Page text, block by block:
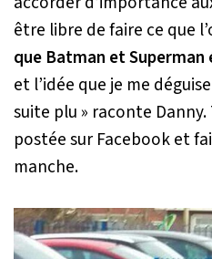
être libre de faire ce que
que Batman et
et l’idée que je me
suite plu » raconte
postée sur Facebook et
manche.